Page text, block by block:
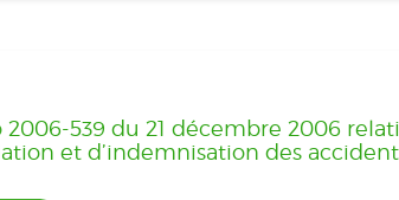
2006-539 du 21 décembre 2006
et d’indemnisation des